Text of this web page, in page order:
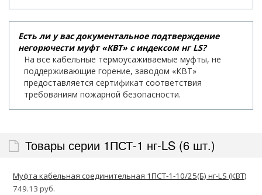
Есть ли у вас документальное подтверждение
негорючести муфт «КВТ» с индексом нг LS?
На все кабельные термоусаживаемые муфты, не
поддерживающие горение, заводом «КВТ»
предоставляется сертификат соответствия
требованиям пожарной безопасности.
Товары серии 1ПСТ-1 нг-LS (6 шт.)
Муфта кабельная соединительная 1ПСТ-1-10/25(Б) нг-LS (КВТ)
749.13 руб.